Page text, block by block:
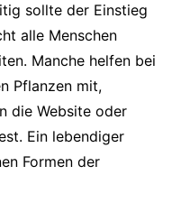
sollte der Einstieg
alle Menschen
Manche helfen bei
Pflanzen mit,
die Website oder
Ein lebendiger
Formen der